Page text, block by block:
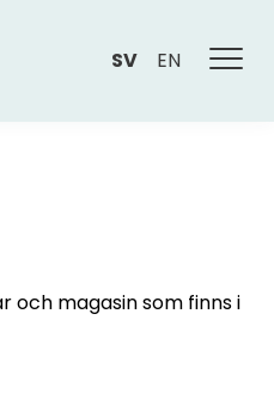
SV EN
och magasin som finns i